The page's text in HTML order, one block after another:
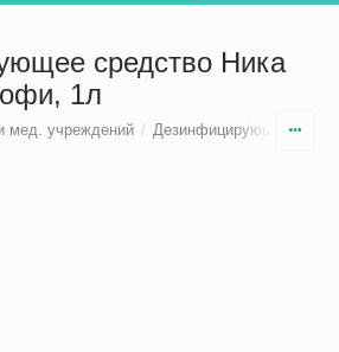
средство Ника
1л
мед. учреждений / Дезинфицирующие